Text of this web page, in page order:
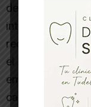
de su historia.
internacional, su
el 22% de su
embargo, el
calidad, por sí